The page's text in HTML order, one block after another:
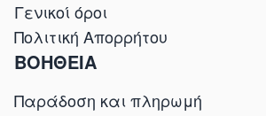
Γενικοί όροι
Πολιτική Απορρήτου
ΒΟΗΘΕΙΑ
Παράδοση και πληρωμή